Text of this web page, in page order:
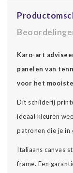
Karo-art
panelen van
voor het
Dit schilderij
ideaal kleuren
patronen die je in
Italiaans canvas
frame. Een